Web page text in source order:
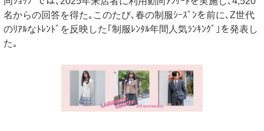
名からの回答を得た｡このたび､春の制服ｼｰｽﾞﾝを前に､Z世代
のﾘｱﾙなﾄﾚﾝﾄﾞを反映した｢制服ﾚﾝﾀﾙ年間人気ﾗﾝｷﾝｸﾞ｣を発表し
た｡